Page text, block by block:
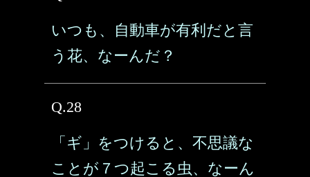
いつも、自動車が有利だと言
う花、なーんだ？
Q.28
「ギ」をつけると、不思議な
ことが７つ起こる虫、なーん